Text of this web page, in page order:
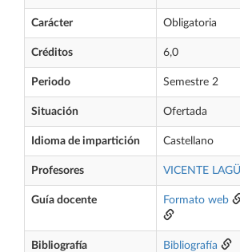
Carácter Obligatoria
Créditos 6,0
Periodo Semestre 2
Situación Ofertada
Idioma de impartición Castellano
Profesores VICENTE
Guía docente Formato web
Bibliografía
Bibliografía